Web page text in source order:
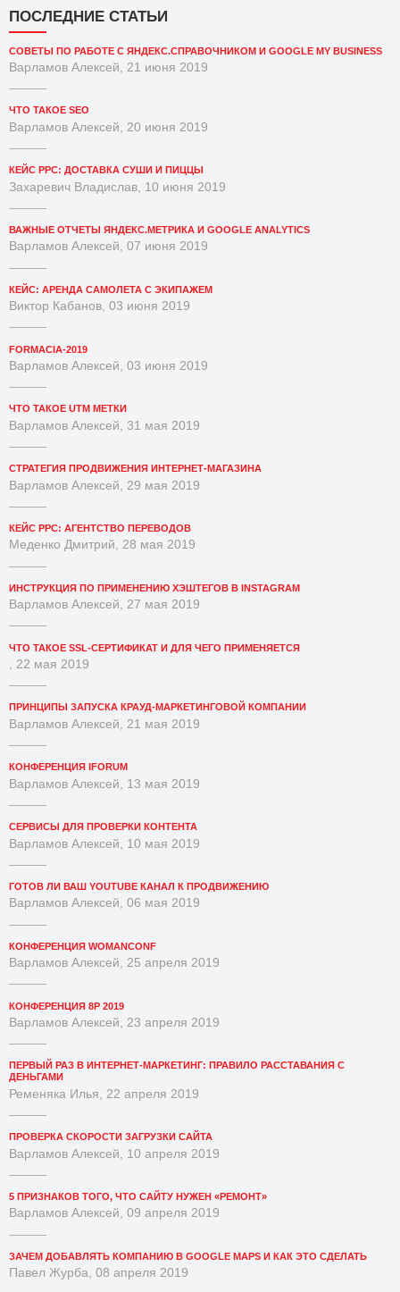
ПОСЛЕДНИЕ СТАТЬИ
СОВЕТЫ ПО РАБОТЕ С ЯНДЕКС.СПРАВОЧНИКОМ И GOOGLE MY BUSINESS
Варламов Алексей, 21 июня 2019
ЧТО ТАКОЕ SEO
Варламов Алексей, 20 июня 2019
КЕЙС PPC: ДОСТАВКА СУШИ И ПИЦЦЫ
Захаревич Владислав, 10 июня 2019
ВАЖНЫЕ ОТЧЕТЫ ЯНДЕКС.МЕТРИКА И GOOGLE ANALYTICS
Варламов Алексей, 07 июня 2019
КЕЙС: АРЕНДА САМОЛЕТА С ЭКИПАЖЕМ
Виктор Кабанов, 03 июня 2019
FORMACIA-2019
Варламов Алексей, 03 июня 2019
ЧТО ТАКОЕ UTM МЕТКИ
Варламов Алексей, 31 мая 2019
СТРАТЕГИЯ ПРОДВИЖЕНИЯ ИНТЕРНЕТ-МАГАЗИНА
Варламов Алексей, 29 мая 2019
КЕЙС PPC: АГЕНТСТВО ПЕРЕВОДОВ
Меденко Дмитрий, 28 мая 2019
ИНСТРУКЦИЯ ПО ПРИМЕНЕНИЮ ХЭШТЕГОВ В INSTAGRAM
Варламов Алексей, 27 мая 2019
ЧТО ТАКОЕ SSL-СЕРТИФИКАТ И ДЛЯ ЧЕГО ПРИМЕНЯЕТСЯ
, 22 мая 2019
ПРИНЦИПЫ ЗАПУСКА КРАУД-МАРКЕТИНГОВОЙ КОМПАНИИ
Варламов Алексей, 21 мая 2019
КОНФЕРЕНЦИЯ IFORUM
Варламов Алексей, 13 мая 2019
СЕРВИСЫ ДЛЯ ПРОВЕРКИ КОНТЕНТА
Варламов Алексей, 10 мая 2019
ГОТОВ ЛИ ВАШ YOUTUBE КАНАЛ К ПРОДВИЖЕНИЮ
Варламов Алексей, 06 мая 2019
КОНФЕРЕНЦИЯ WOMANCONF
Варламов Алексей, 25 апреля 2019
КОНФЕРЕНЦИЯ 8P 2019
Варламов Алексей, 23 апреля 2019
ПЕРВЫЙ РАЗ В ИНТЕРНЕТ-МАРКЕТИНГ: ПРАВИЛО РАССТАВАНИЯ С
ДЕНЬГАМИ
Ременяка Илья, 22 апреля 2019
ПРОВЕРКА СКОРОСТИ ЗАГРУЗКИ САЙТА
Варламов Алексей, 10 апреля 2019
5 ПРИЗНАКОВ ТОГО, ЧТО САЙТУ НУЖЕН «РЕМОНТ»
Варламов Алексей, 09 апреля 2019
ЗАЧЕМ ДОБАВЛЯТЬ КОМПАНИЮ В GOOGLE MAPS И КАК ЭТО СДЕЛАТЬ
Павел Журба, 08 апреля 2019